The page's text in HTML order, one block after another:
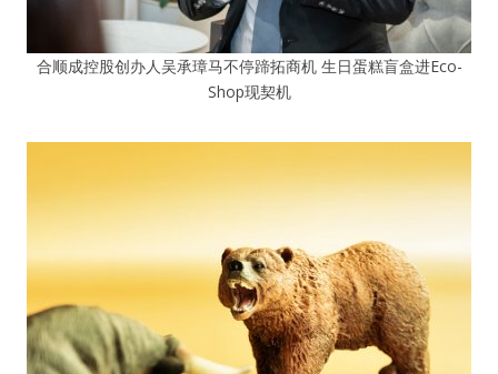
合顺成控股创办人吴承璋马不停蹄拓商机 生日蛋糕盲盒进Eco-
Shop现契机